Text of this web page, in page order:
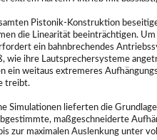
Pistonik-Konstruktion
die Linearität beeinträchtigen.
ein bahnbrechendes
wie ihre Lautsprechersysteme
ein weitaus extremeres
treibt.
Simulationen lieferten die
maßgeschneiderte
zur maximalen Auslenkung unter